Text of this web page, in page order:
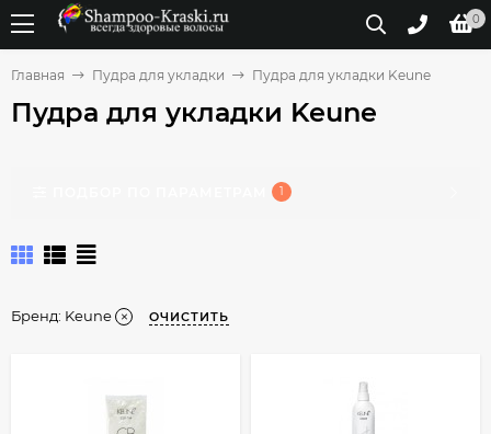
0
Главная Пудра для укладки Пудра для укладки Keune
Пудра для укладки Keune
1
Бренд: Keune ОЧИСТИТЬ